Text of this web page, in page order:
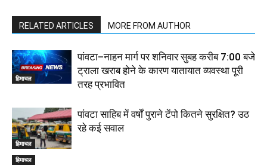
RELATED ARTICLES MORE FROM AUTHOR
हिमाचल
पांवटा–नाहन मार्ग पर शनिवार सुबह करीब 7:00 बजे
ट्राला खराब होने के कारण यातायात व्यवस्था पूरी
तरह प्रभावित
हिमाचल
पांवटा साहिब में वर्षों पुराने टेंपो कितने सुरक्षित? उठ
रहे कई सवाल
हिमाचल